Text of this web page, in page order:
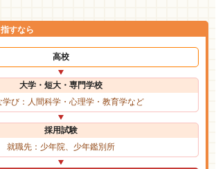
すなら
高校
大学・短大・専門学校
学び：人間科学・心理学・教育学など
採用試験
就職先：少年院、少年鑑別所